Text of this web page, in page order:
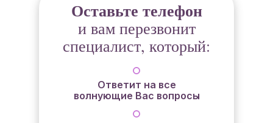
Оставьте телефон
и вам перезвонит
специалист, который:
Ответит на все
волнующие Вас вопросы